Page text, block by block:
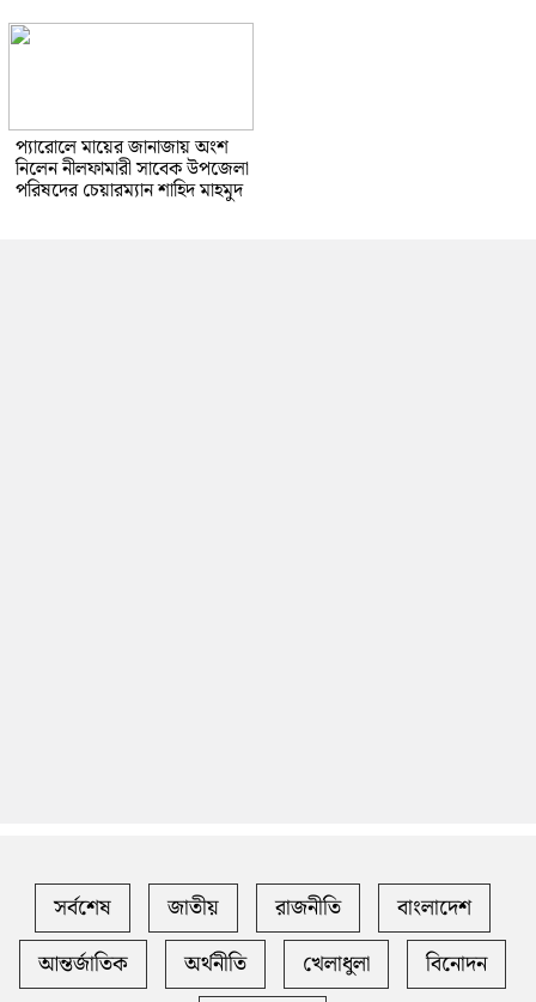
প্যারোলে মায়ের জানাজায় অংশ
নিলেন নীলফামারী সাবেক উপজেলা
পরিষদের চেয়ারম্যান শাহিদ মাহমুদ
সর্বশেষ জাতীয় রাজনীতি
বাংলাদেশ
আন্তর্জাতিক
অর্থনীতি খেলাধুলা
বিনোদন